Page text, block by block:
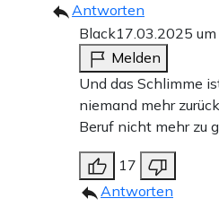
Antworten
Black17.03.2025
Melden
Und das Schlimme
niemand mehr
Beruf nicht mehr zu
17
Antworten